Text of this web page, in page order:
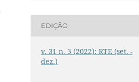
EDIÇÃO
v. 31 n. 3 (2022): RTE (set. -
dez.)